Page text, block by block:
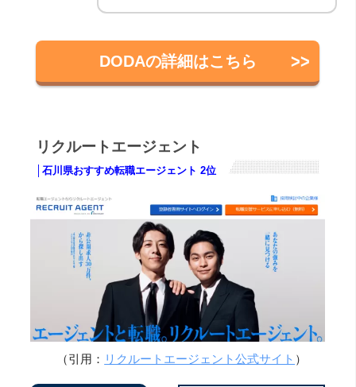
DODAの詳細はこちら
リクルートエージェント
│石川県おすすめ転職エージェント 2位
（引用： リクルートエージェント公式サイト ）